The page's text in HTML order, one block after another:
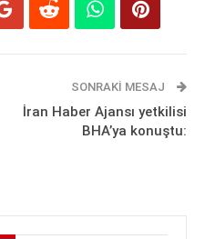
SONRAKI MESAJ
İran Haber Ajansı yetkilisi
BHA’ya konuştu: